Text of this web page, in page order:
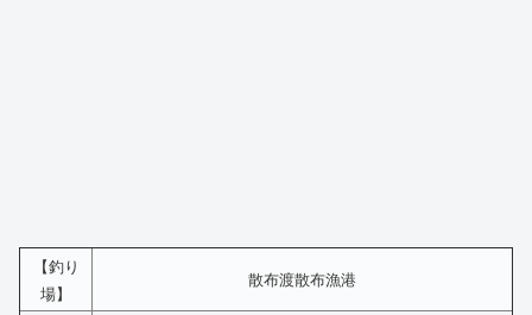
【釣り
場】
散布渡散布漁港